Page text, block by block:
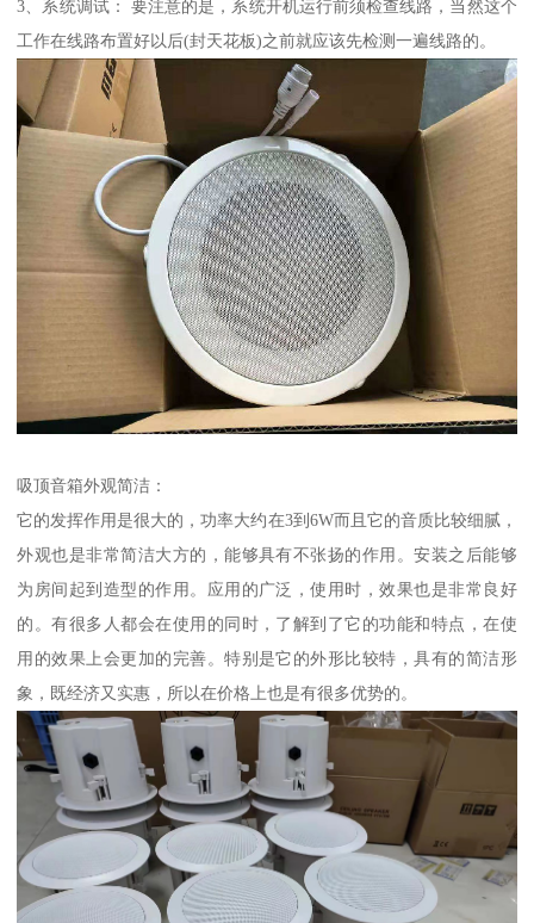
3、系统调试： 要注意的是，系统开机运行前须检查线路，当然这个
工作在线路布置好以后(封天花板)之前就应该先检测一遍线路的。
吸顶音箱外观简洁：
它的发挥作用是很大的，功率大约在3到6W而且它的音质比较细腻，
外观也是非常简洁大方的，能够具有不张扬的作用。安装之后能够
为房间起到造型的作用。应用的广泛，使用时，效果也是非常良好
的。有很多人都会在使用的同时，了解到了它的功能和特点，在使
用的效果上会更加的完善。特别是它的外形比较特，具有的简洁形
象，既经济又实惠，所以在价格上也是有很多优势的。